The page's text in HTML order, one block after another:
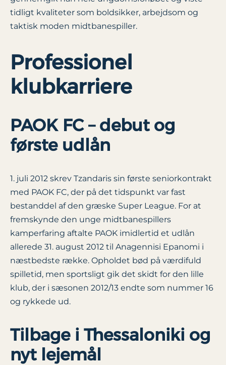
tidligt kvaliteter som boldsikker, arbejdsom og
taktisk moden midtbanespiller.
Professionel
klubkarriere
PAOK FC – debut og
første udlån
1. juli 2012 skrev Tzandaris sin første seniorkontrakt
med PAOK FC, der på det tidspunkt var fast
bestanddel af den græske Super League. For at
fremskynde den unge midtbanespillers
kamperfaring aftalte PAOK imidlertid et udlån
allerede 31. august 2012 til Anagennisi Epanomi i
næstbedste række. Opholdet bød på værdifuld
spilletid, men sportsligt gik det skidt for den lille
klub, der i sæsonen 2012/13 endte som nummer 16
og rykkede ud.
Tilbage i Thessaloniki og
nyt lejemål